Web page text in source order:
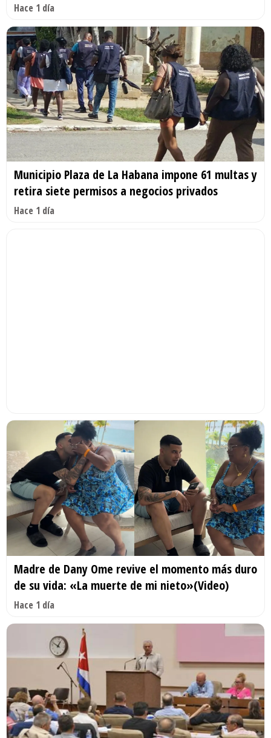
Hace 1 día
Municipio Plaza de La Habana impone 61 multas y
retira siete permisos a negocios privados
Hace 1 día
Madre de Dany Ome revive el momento más duro
de su vida: «La muerte de mi nieto»(Video)
Hace 1 día